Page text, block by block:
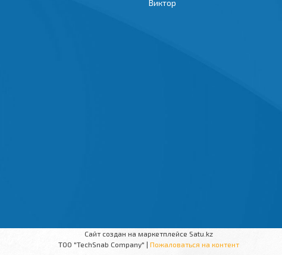
Виктор
Сайт создан на маркетплейсе Satu.kz
TOO "TechSnab Company" | Пожаловаться на контент